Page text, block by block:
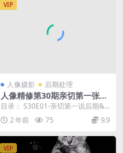
VIP
人像摄影 后期处理
人像精修第30期亲切第一张蕾
KINDNESS人像精修第30期完
目录： S30E01-亲切第一说后期&
肖像结构 S30E01-亲切第一说...
2 年前 75 9.9
VIP